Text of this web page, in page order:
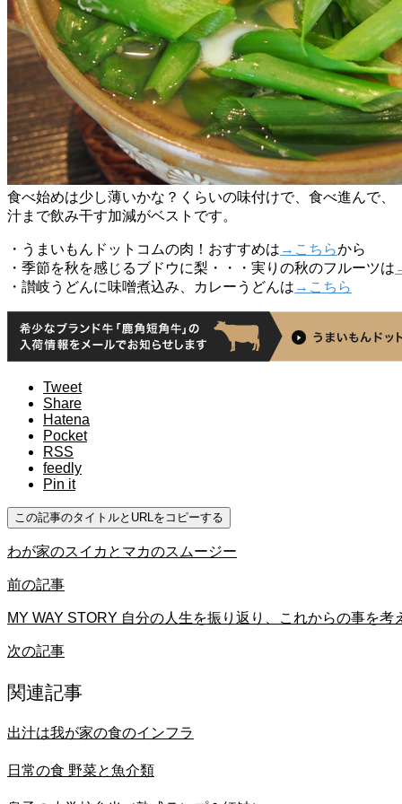
食べ始めは少し薄いかな？くらいの味付けで、食べ進んで、
汁まで飲み干す加減がベストです。
・うまいもんドットコムの肉！おすすめは →こちらから
・季節を秋を感じるブドウに梨・・・実りの秋のフルーツは
・讃岐うどんに味噌煮込み、カレーうどんは →こちら
Tweet
Share
Hatena
Pocket
RSS
feedly
Pin it
この記事のタイトルとURLをコピーする
わが家のスイカとマカのスムージー
前の記事
MY WAY STORY 自分の人生を振り返り、これからの事を考
次の記事
関連記事
出汁は我が家の食のインフラ
日常の食 野菜と魚介類